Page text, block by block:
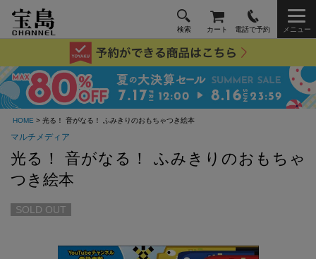
検索 カート 電話で予約 メニュー
HOME > 光る！ 音がなる！ ふみきりのおもちゃつき絵本
マルチメディア
光る！ 音がなる！ ふみきりのおもちゃ
つき絵本
SOLD OUT